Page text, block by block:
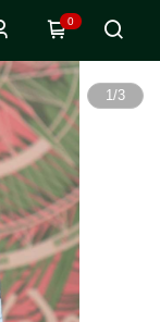
0
1/3